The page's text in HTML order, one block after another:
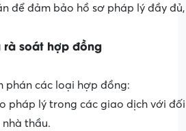
để đảm bảo hồ sơ pháp lý đầy đủ,
rà soát hợp đồng
phán các loại hợp đồng:
pháp lý trong các giao dịch với
nhà thầu.